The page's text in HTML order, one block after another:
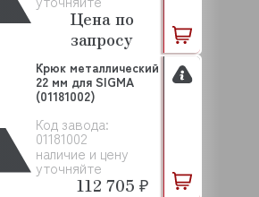
Цена по
запросу
Код завода:
01181002
наличие и цену
уточняйте
Крюк металлический
22 мм для SIGMA
(01181002)
112 705 ₽